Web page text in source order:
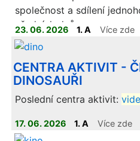
společnost a sdílení
všedních dnů.
23. 06. 2026 1. A Více zde
CENTRA AKTIVIT -
DINOSAUŘI
Poslední centra aktivit:
17. 06. 2026 1. A Více zde